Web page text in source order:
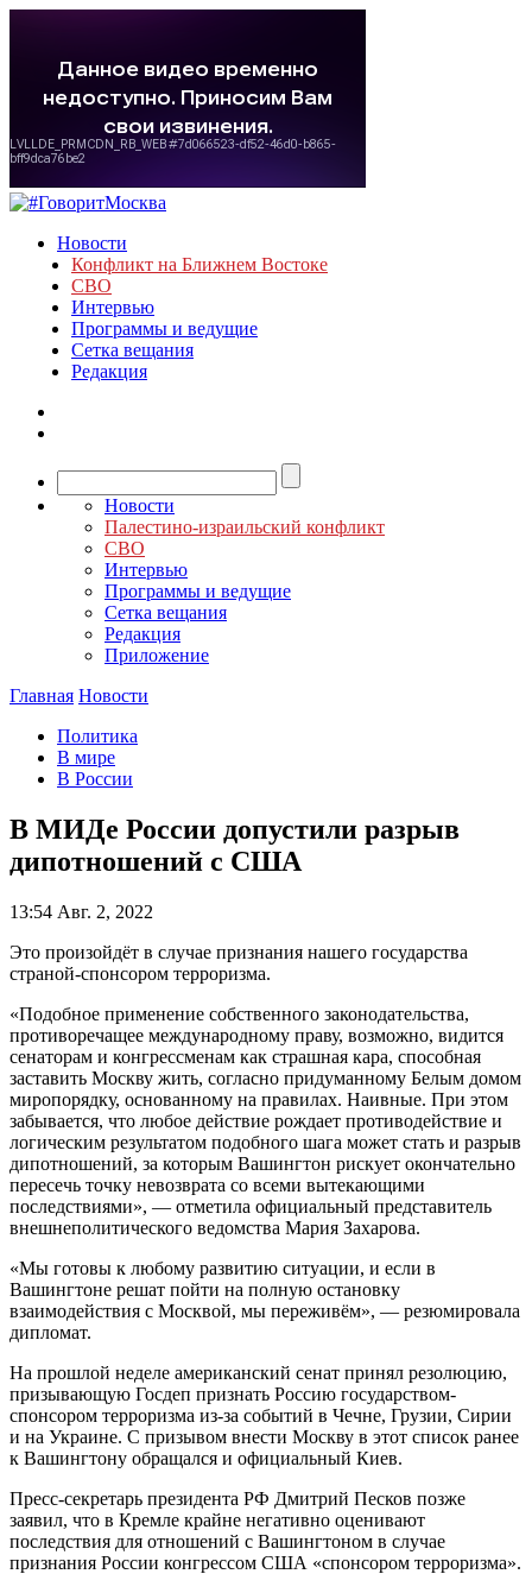
Новости
Конфликт на Ближнем Востоке
СВО
Интервью
Программы и ведущие
Сетка вещания
Редакция
Новости
Палестино-израильский конфликт
СВО
Интервью
Программы и ведущие
Сетка вещания
Редакция
Приложение
Главная Новости
Политика
В мире
В России
В МИДе России допустили разрыв
дипотношений с США
13:54 Авг. 2, 2022
Это произойдёт в случае признания нашего государства
страной-спонсором терроризма.
«Подобное применение собственного законодательства,
противоречащее международному праву, возможно, видится
сенаторам и конгрессменам как страшная кара, способная
заставить Москву жить, согласно придуманному Белым домом
миропорядку, основанному на правилах. Наивные. При этом
забывается, что любое действие рождает противодействие и
логическим результатом подобного шага может стать и разрыв
дипотношений, за которым Вашингтон рискует окончательно
пересечь точку невозврата со всеми вытекающими
последствиями», — отметила официальный представитель
внешнеполитического ведомства Мария Захарова.
«Мы готовы к любому развитию ситуации, и если в
Вашингтоне решат пойти на полную остановку
взаимодействия с Москвой, мы переживём», — резюмировала
дипломат.
На прошлой неделе американский сенат принял резолюцию,
призывающую Госдеп признать Россию государством-
спонсором терроризма из-за событий в Чечне, Грузии, Сирии
и на Украине. С призывом внести Москву в этот список ранее
к Вашингтону обращался и официальный Киев.
Пресс-секретарь президента РФ Дмитрий Песков позже
заявил, что в Кремле крайне негативно оценивают
последствия для отношений с Вашингтоном в случае
признания России конгрессом США «спонсором терроризма».